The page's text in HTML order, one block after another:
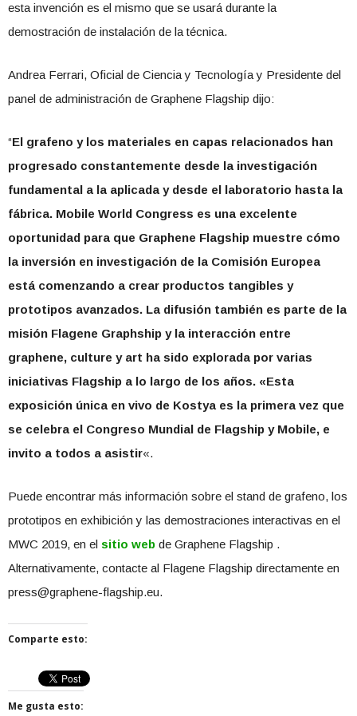
esta invención es el mismo que se usará durante la
demostración de instalación de la técnica.
Andrea Ferrari, Oficial de Ciencia y Tecnología y Presidente del
panel de administración de Graphene Flagship dijo:
“El grafeno y los materiales en capas relacionados han
progresado constantemente desde la investigación
fundamental a la aplicada y desde el laboratorio hasta la
fábrica. Mobile World Congress es una excelente
oportunidad para que Graphene Flagship muestre cómo
la inversión en investigación de la Comisión Europea
está comenzando a crear productos tangibles y
prototipos avanzados. La difusión también es parte de la
misión Flagene Graphship y la interacción entre
graphene, culture y art ha sido explorada por varias
iniciativas Flagship a lo largo de los años. «Esta
exposición única en vivo de Kostya es la primera vez que
se celebra el Congreso Mundial de Flagship y Mobile, e
invito a todos a asistir«.
Puede encontrar más información sobre el stand de grafeno, los
prototipos en exhibición y las demostraciones interactivas en el
MWC 2019, en el sitio web de Graphene Flagship .
Alternativamente, contacte al Flagene Flagship directamente en
press@graphene-flagship.eu.
Comparte esto:
Me gusta esto: